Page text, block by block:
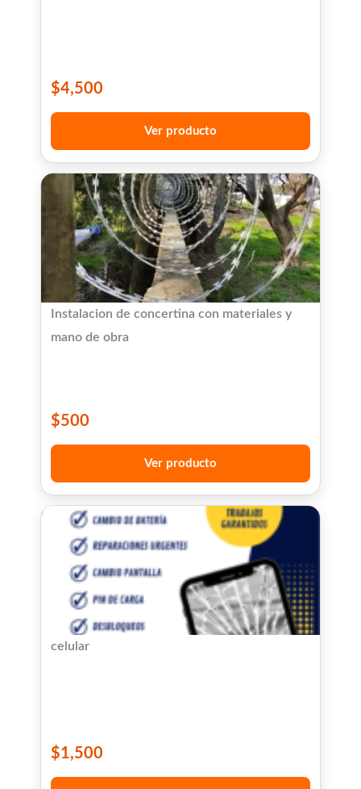
$4,500
Ver producto
Instalacion de concertina con materiales y
mano de obra
$500
Ver producto
celular
$1,500